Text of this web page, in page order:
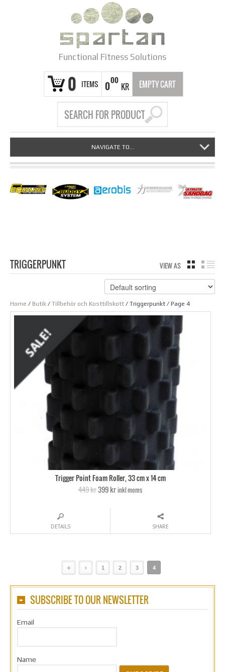
Functional Fitness Solutions
0 ITEMS 000
KR EMPTY CART
NAVIGATE TO...
TRIGGERPUNKT VIEW AS GRID
Home / Butik / Tillbehör och Kosttillskott / Triggerpunkt / Page 4
Trigger Point Foam Roller, 33 cm x 14 cm
449 kr399 krinkl moms
DETAILS SHARE
« ‹ 1 2 3 4
SUBSCRIBE TO OUR NEWSLETTER
Email
Name